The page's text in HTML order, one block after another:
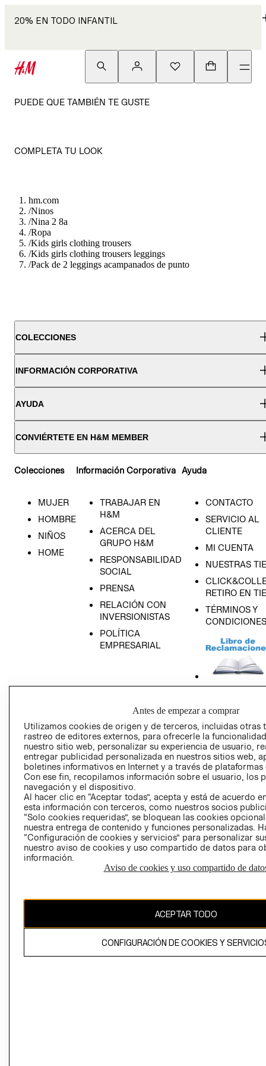
20% EN TODO INFANTIL
PUEDE QUE TAMBIÉN TE GUSTE
COMPLETA TU LOOK
hm.com
/Ninos
/Nina 2 8a
/Ropa
/Kids girls clothing trousers
/Kids girls clothing trousers leggings
/Pack de 2 leggings acampanados de punto
COLECCIONES
INFORMACIÓN CORPORATIVA
AYUDA
CONVIÉRTETE EN H&M MEMBER
Colecciones
MUJER
HOMBRE
NIÑOS
HOME
Información Corporativa
TRABAJAR EN
H&M
ACERCA DEL
GRUPO H&M
RESPONSABILIDAD
SOCIAL
PRENSA
RELACIÓN CON
INVERSIONISTAS
POLÍTICA
EMPRESARIAL
Ayuda
CONTACTO
SERVICIO AL
CLIENTE
MI CUENTA
NUESTRAS
RETIRO EN
TÉRMINOS Y
CONDICIONES
PRIVACIDAD
GIFT CARD
AVISO DE
Perú (S/)
CAMBIAR REGIÓN
Antes de empezar a comprar
Utilizamos cookies de origen y de terceros, incluidas otras
rastreo de editores externos, para ofrecerle la
nuestro sitio web, personalizar su experiencia de usuario,
entregar publicidad personalizada en nuestros sitios web,
boletines informativos en Internet y a través de plataformas
Con ese fin, recopilamos información sobre el usuario, los
navegación y el dispositivo.
Al hacer clic en “Aceptar todas”, acepta y está de acuerdo
esta información con terceros, como nuestros socios
“Solo cookies requeridas”, se bloquean las cookies
nuestra entrega de contenido y funciones personalizadas.
“Configuración de cookies y servicios” para personalizar
nuestro aviso de cookies y uso compartido de datos para
información.
Aviso de cookies y uso compartido de
ACEPTAR TODO
CONFIGURACIÓN DE COOKIES Y